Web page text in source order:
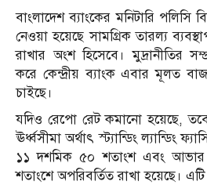
বাংলাদেশ ব্যাংকের মনিটারি পলিসি
নেওয়া হয়েছে সামগ্রিক তারল্য
রাখার অংশ হিসেবে। মুদ্রানীতির
করে কেন্দ্রীয় ব্যাংক এবার মূলত
চাইছে।
যদিও রেপো রেট কমানো হয়েছে,
ঊর্ধ্বসীমা অর্থাৎ স্ট্যান্ডিং ল্যান্ডিং
১১ দশমিক ৫০ শতাংশ এবং
শতাংশে অপরিবর্তিত রাখা হয়েছে।